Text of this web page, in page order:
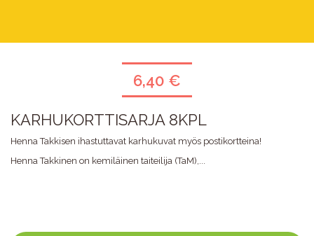
6,40 €
KARHUKORTTISARJA 8KPL
Henna Takkisen ihastuttavat karhukuvat myös postikortteina!
Henna Takkinen on kemiläinen taiteilija (TaM),...